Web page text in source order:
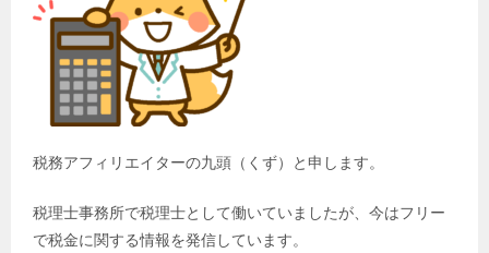
税務アフィリエイターの九頭（くず）と申します。
税理士事務所で税理士として働いていましたが、今はフリー
で税金に関する情報を発信しています。